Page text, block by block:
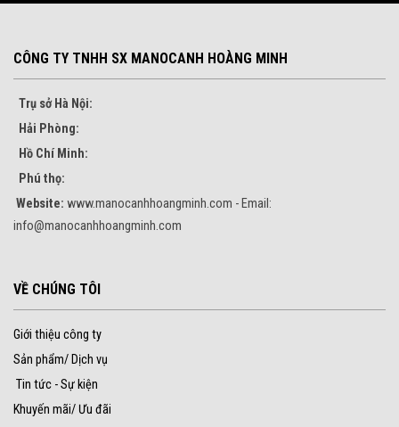
CÔNG TY TNHH SX MANOCANH HOÀNG MINH
Trụ sở Hà Nội:
Hải Phòng:
Hồ Chí Minh:
Phú thọ:
Website: www.manocanhhoangminh.com - Email:
info@manocanhhoangminh.com
VỀ CHÚNG TÔI
Giới thiệu công ty
Sản phẩm/ Dịch vụ
Tin tức - Sự kiện
Khuyến mãi/ Ưu đãi